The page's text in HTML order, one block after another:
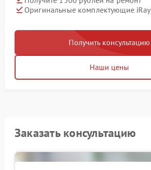
Оригинальные комплектующие iRay
Получить консультацию
Наши цены
Заказать консультацию